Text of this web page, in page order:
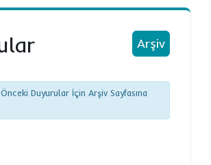
Arşiv
Duyurular İçin Arşiv Sayfasına